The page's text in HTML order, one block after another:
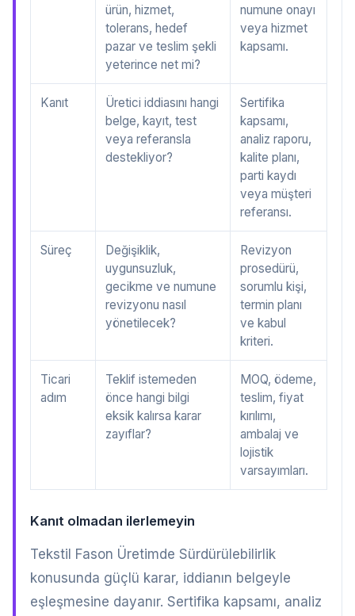
ürün, hizmet,
tolerans, hedef
pazar ve teslim şekli
yeterince net mi?
numune onayı
veya hizmet
kapsamı.
Kanıt
Üretici iddiasını hangi
belge, kayıt, test
veya referansla
destekliyor?
Sertifika
kapsamı,
analiz raporu,
kalite planı,
parti kaydı
veya müşteri
referansı.
Süreç
Değişiklik,
uygunsuzluk,
gecikme ve numune
revizyonu nasıl
yönetilecek?
Revizyon
prosedürü,
sorumlu kişi,
termin planı
ve kabul
kriteri.
Ticari
adım
Teklif istemeden
önce hangi bilgi
eksik kalırsa karar
zayıflar?
MOQ, ödeme,
teslim, fiyat
kırılımı,
ambalaj ve
lojistik
varsayımları.
Kanıt olmadan ilerlemeyin
Tekstil Fason Üretimde Sürdürülebilirlik
konusunda güçlü karar, iddianın belgeyle
eşleşmesine dayanır. Sertifika kapsamı, analiz